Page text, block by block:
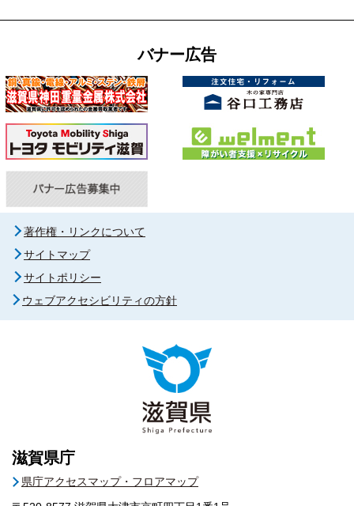
バナー広告
著作権・リンクについて
サイトマップ
サイトポリシー
ウェブアクセシビリティの方針
滋賀県庁
県庁アクセスマップ・フロアマップ